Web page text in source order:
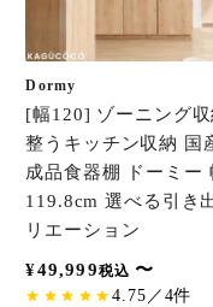
Dormy
[幅120] ゾーニング
整うキッチン収納 国
成品食器棚 ドーミー
119.8cm 選べる引き
リエーション
¥49,999税込 〜
4.75／4件